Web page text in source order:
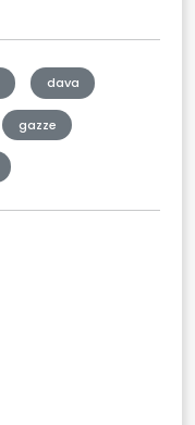
dava
gazze